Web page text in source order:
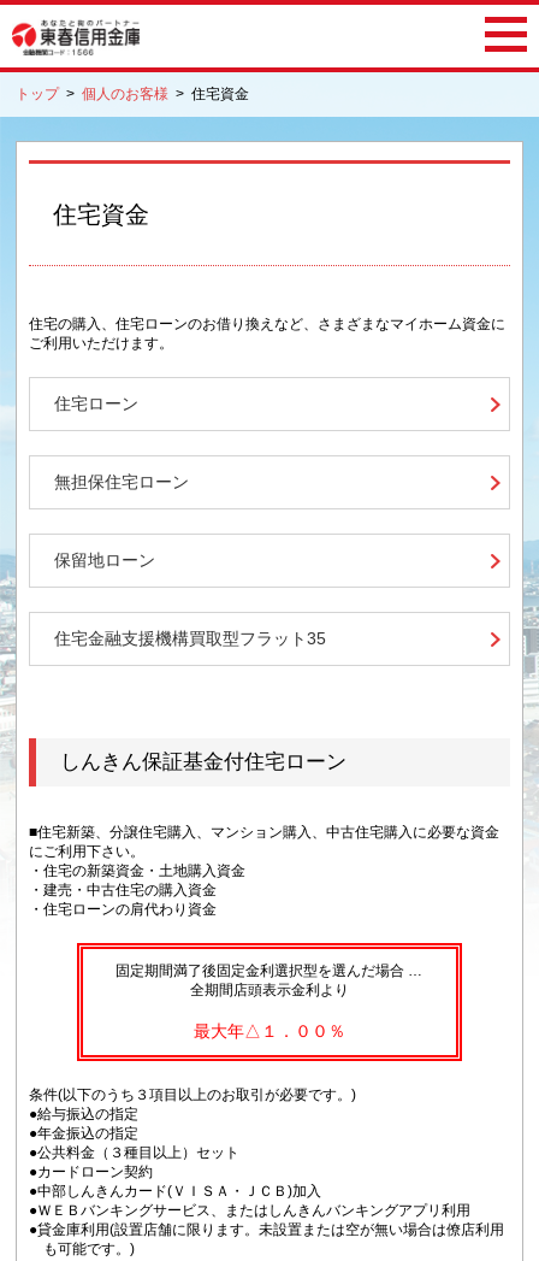
トップ > 個人のお客様 > 住宅資金
住宅資金
住宅の購入、住宅ローンのお借り換えなど、さまざまなマイホーム資金に
ご利用いただけます。
住宅ローン
無担保住宅ローン
保留地ローン
住宅金融支援機構買取型フラット35
しんきん保証基金付住宅ローン
■住宅新築、分譲住宅購入、マンション購入、中古住宅購入に必要な資金
にご利用下さい。
・住宅の新築資金・土地購入資金
・建売・中古住宅の購入資金
・住宅ローンの肩代わり資金
固定期間満了後固定金利選択型を選んだ場合 …
全期間店頭表示金利より
最大年△１．００％
条件(以下のうち３項目以上のお取引が必要です。)
●給与振込の指定
●年金振込の指定
●公共料金（３種目以上）セット
●カードローン契約
●中部しんきんカード(ＶＩＳＡ・ＪＣＢ)加入
●ＷＥＢバンキングサービス、またはしんきんバンキングアプリ利用
●貸金庫利用(設置店舗に限ります。未設置または空が無い場合は僚店利用
も可能です。)